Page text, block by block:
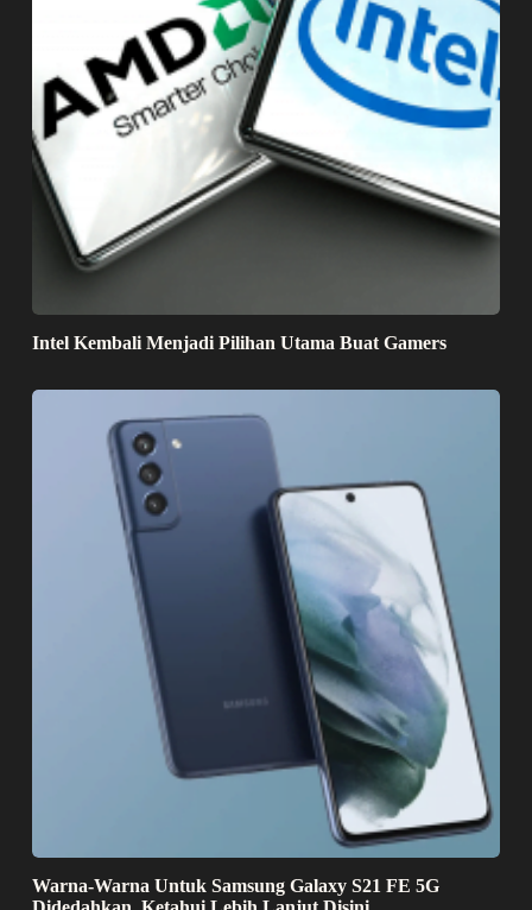
Intel Kembali Menjadi Pilihan Utama Buat Gamers
Warna-Warna Untuk Samsung Galaxy S21 FE 5G